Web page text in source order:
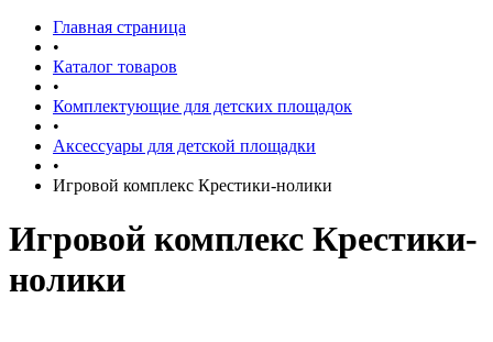
Главная страница
•
Каталог товаров
•
Комплектующие для детских площадок
•
Аксессуары для детской площадки
•
Игровой комплекс Крестики-нолики
Игровой комплекс Крестики-
нолики